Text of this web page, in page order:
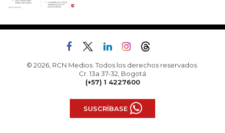
© 2026, RCN Medios. Todos los derechos reservados.
Cr. 13a 37-32, Bogotá
(+57) 1 4227600
SUSCRÍBASE